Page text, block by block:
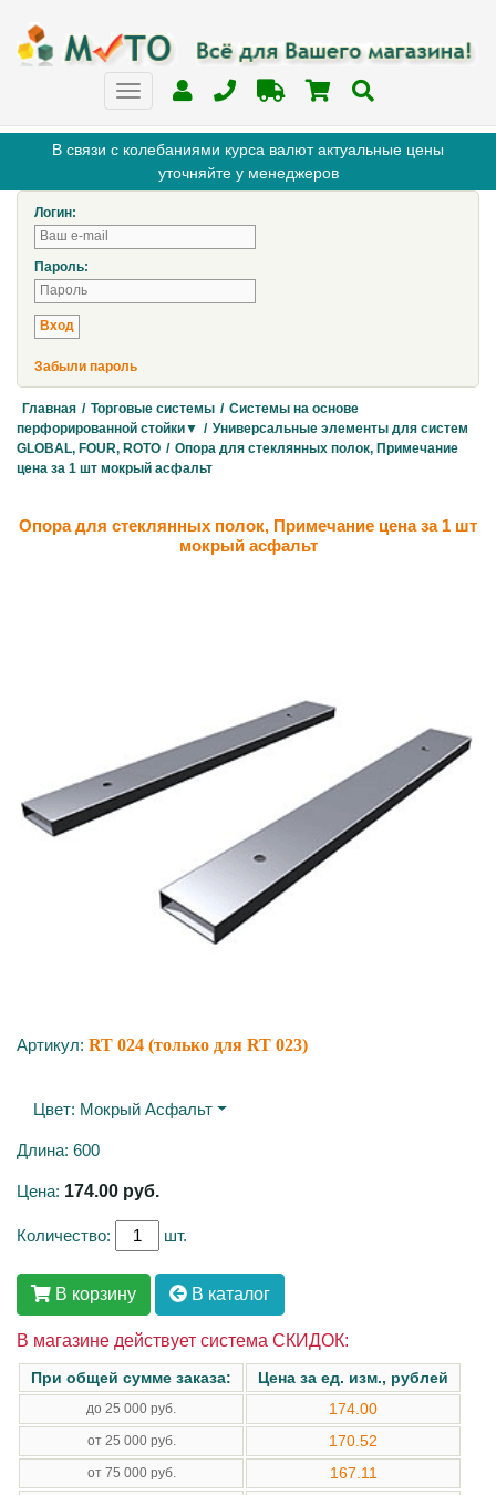
В связи с колебаниями курса валют актуальные цены
уточняйте у менеджеров
Логин:
Пароль:
Забыли пароль
Главная / Торговые системы / Системы на основе
перфорированной стойки▼ / Универсальные элементы для систем
GLOBAL, FOUR, ROTO / Опора для стеклянных полок, Примечание
цена за 1 шт мокрый асфальт
Опора для стеклянных полок, Примечание цена за 1 шт
мокрый асфальт
Артикул: RT 024 (только для RT 023)
Цвет: Мокрый Асфальт
Длина: 600
Цена: 174.00 руб.
Количество: шт.
В корзину В каталог
В магазине действует система СКИДОК:
При общей сумме заказа: Цена за ед. изм., рублей
до 25 000 руб. 174.00
от 25 000 руб. 170.52
от 75 000 руб. 167.11